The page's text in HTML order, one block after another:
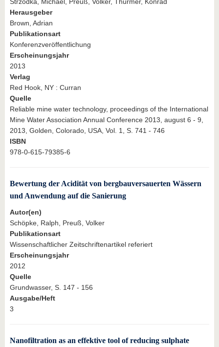
Herausgeber
Brown, Adrian
Publikationsart
Konferenzveröffentlichung
Erscheinungsjahr
2013
Verlag
Red Hook, NY : Curran
Quelle
Reliable mine water technology, proceedings of the International
Mine Water Association Annual Conference 2013, august 6 - 9,
2013, Golden, Colorado, USA, Vol. 1, S. 741 - 746
ISBN
978-0-615-79385-6
Bewertung der Acidität von bergbauversauerten Wässern
und Anwendung auf die Sanierung
Autor(en)
Schöpke, Ralph, Preuß, Volker
Publikationsart
Wissenschaftlicher Zeitschriftenartikel referiert
Erscheinungsjahr
2012
Quelle
Grundwasser, S. 147 - 156
Ausgabe/Heft
3
Nanofiltration as an effektive tool of reducing sulphate